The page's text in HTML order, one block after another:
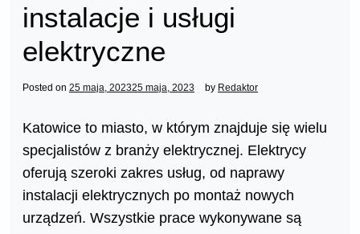
instalacje i usługi
elektryczne
Posted on 25 maja, 202325 maja, 2023 by Redaktor
Katowice to miasto, w którym znajduje się wielu
specjalistów z branży elektrycznej. Elektrycy
oferują szeroki zakres usług, od naprawy
instalacji elektrycznych po montaż nowych
urządzeń. Wszystkie prace wykonywane są